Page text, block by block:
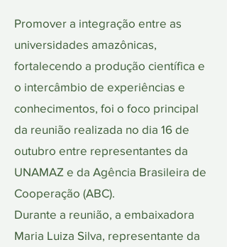
Promover a integração entre as
universidades amazônicas,
fortalecendo a produção científica e
o intercâmbio de experiências e
conhecimentos, foi o foco principal
da reunião realizada no dia 16 de
outubro entre representantes da
UNAMAZ e da Agência Brasileira de
Cooperação (ABC).
Durante a reunião, a embaixadora
Maria Luiza Silva, representante da